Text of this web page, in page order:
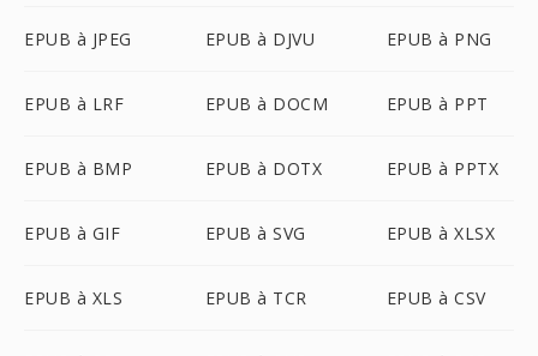
EPUB à JPEG EPUB à DJVU EPUB à PNG
EPUB à LRF EPUB à DOCM EPUB à PPT
EPUB à BMP EPUB à DOTX EPUB à PPTX
EPUB à GIF EPUB à SVG EPUB à XLSX
EPUB à XLS EPUB à TCR EPUB à CSV